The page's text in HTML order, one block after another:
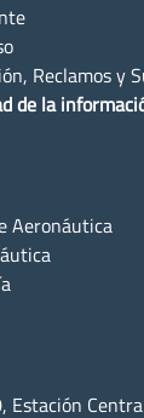
Reclamos y
de la
Aeronáutica
Estación